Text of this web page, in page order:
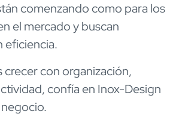
comenzando como para los
el mercado y buscan
eficiencia.
crecer con organización,
confía en Inox-Design